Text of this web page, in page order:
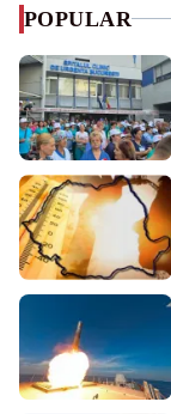
POPULAR